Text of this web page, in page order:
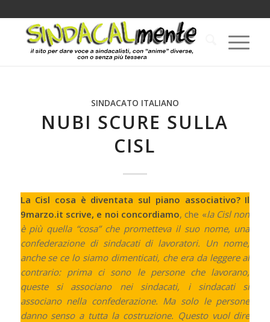
SINDACATO ITALIANO
NUBI SCURE SULLA
CISL
La Cisl cosa è diventata sul piano associativo? Il
9marzo.it scrive, e noi concordiamo, che «la Cisl non
è più quella “cosa” che prometteva il suo nome, una
confederazione di sindacati di lavoratori. Un nome,
anche se ce lo siamo dimenticati, che era da leggere al
contrario: prima ci sono le persone che lavorano,
queste si associano nei sindacati, i sindacati si
associano nella confederazione. Ma solo le persone
danno senso a tutta la costruzione. Questo vuol dire